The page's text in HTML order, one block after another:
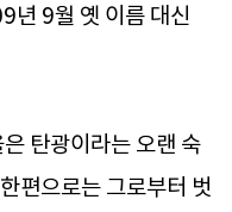
년 9월 옛 이름 대신
탄광이라는 오랜 숙
편으로는 그로부터 벗